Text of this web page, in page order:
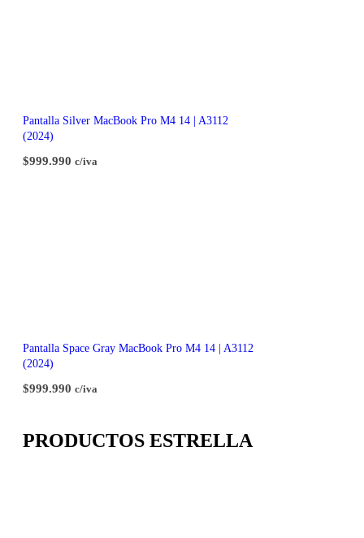
Pantalla Silver MacBook Pro M4 14 | A3112
(2024)
$999.990 c/iva
Pantalla Space Gray MacBook Pro M4 14 | A3112
(2024)
$999.990 c/iva
PRODUCTOS ESTRELLA